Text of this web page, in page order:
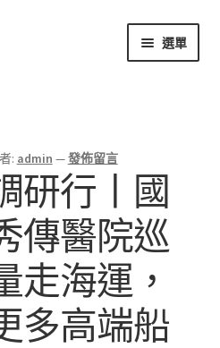
選單
: admin —發佈留言
研行丨國
傳醫院巡
走海運，
多高端船